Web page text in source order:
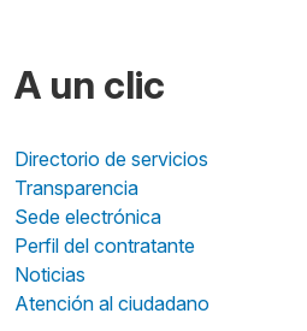
A un clic
Directorio de servicios
Transparencia
Sede electrónica
Perfil del contratante
Noticias
Atención al ciudadano